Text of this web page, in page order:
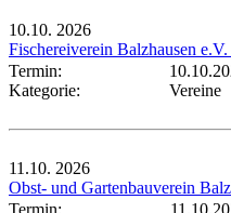
10.10. 2026
Fischereiverein Balzhausen
Termin:
Kategorie:
Vereine
11.10. 2026
Obst- und Gartenbauverein
Termin: